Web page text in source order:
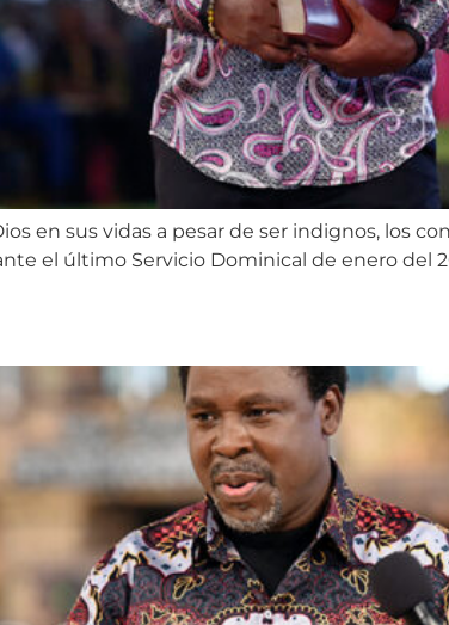
en sus vidas a pesar de ser indignos, los
el último Servicio Dominical de enero del